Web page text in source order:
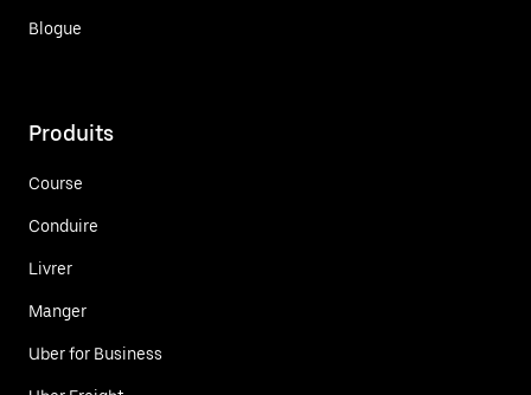
Blogue
Produits
Course
Conduire
Livrer
Manger
Uber for Business